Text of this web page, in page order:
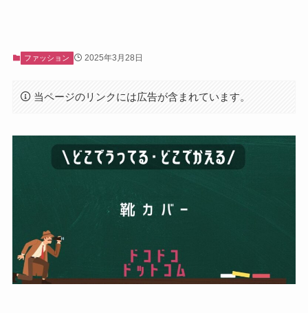
ファッション 2025年3月28日
当ページのリンクには広告が含まれています。